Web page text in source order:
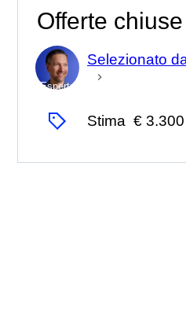
Offerte chiuse
Esperto
Selezionato
Stima € 3.300